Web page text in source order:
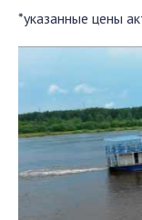
*указанные цены